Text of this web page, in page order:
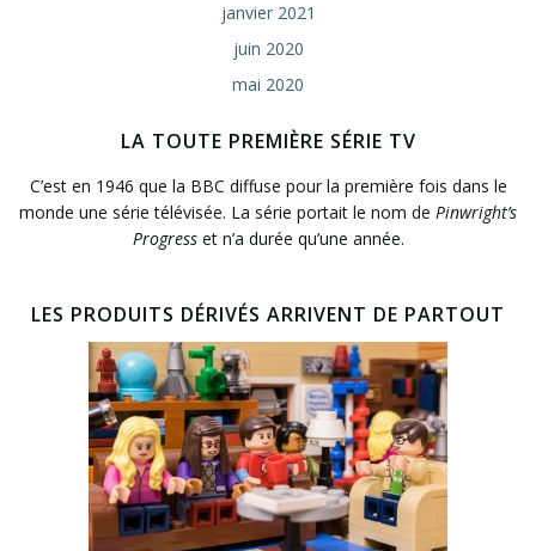
janvier 2021
juin 2020
mai 2020
LA TOUTE PREMIÈRE SÉRIE TV
C’est en 1946 que la BBC diffuse pour la première fois dans le
monde une série télévisée. La série portait le nom de Pinwright’s
Progresset n’a durée qu’une année.
LES PRODUITS DÉRIVÉS ARRIVENT DE PARTOUT